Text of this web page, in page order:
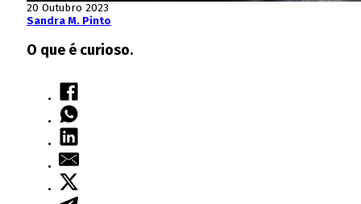
20 Outubro 2023
Sandra M. Pinto
O que é curioso.